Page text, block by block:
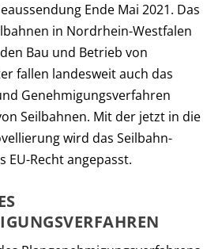
Ende Mai 2021. Das
in Nordrhein-Westfalen
Bau und Betrieb von
fallen landesweit auch das
Genehmigungsverfahren
Seilbahnen. Mit der jetzt in die
wird das Seilbahn-
EU-Recht angepasst.